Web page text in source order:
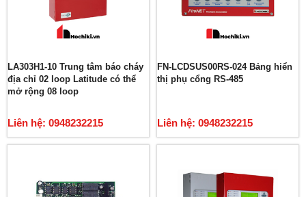
LA303H1-10 Trung tâm báo cháy
địa chỉ 02 loop Latitude có thể
mở rộng 08 loop
Liên hệ: 0948232215
FN-LCDSUS00RS-024 Bảng hiển
thị phụ cổng RS-485
Liên hệ: 0948232215